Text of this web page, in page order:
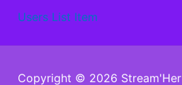
Users List Item
Copyright © 2026 Stream'Her